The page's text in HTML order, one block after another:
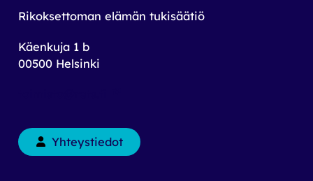
Rikoksettoman elämän tukisäätiö
Käenkuja 1 b
00500 Helsinki
Yhteystiedot